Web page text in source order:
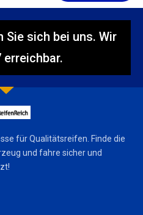
Sie sich bei uns. Wir
für Qualitätsreifen. Finde die
und fahre sicher und